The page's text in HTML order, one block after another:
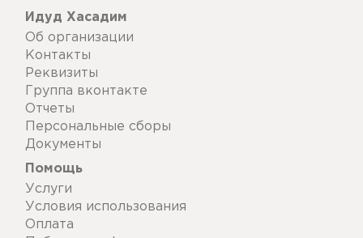
Идуд Хасадим
Об организации
Контакты
Реквизиты
Группа вконтакте
Отчеты
Персональные сборы
Документы
Помощь
Услуги
Условия использования
Оплата